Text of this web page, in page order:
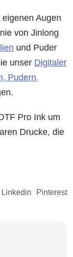
Augen
von Jinlong
und Puder
unser Digitaler
Pudern,
Pro Ink um
Drucke, die
Linkedin Pinterest